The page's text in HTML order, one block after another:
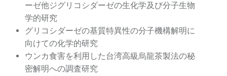
ーゼ他ジグリコシダーゼの生化学及び分子生物
学的研究
グリコシダーゼの基質特異性の分子機構解明に
向けての化学的研究
ウンカ食害を利用した台湾高級烏龍茶製法の秘
密解明への調査研究